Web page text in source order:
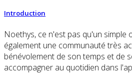
Introduction
Noethys, ce n'est pas qu'un simple
également une communauté très
bénévolement de son temps et de
accompagner au quotidien dans